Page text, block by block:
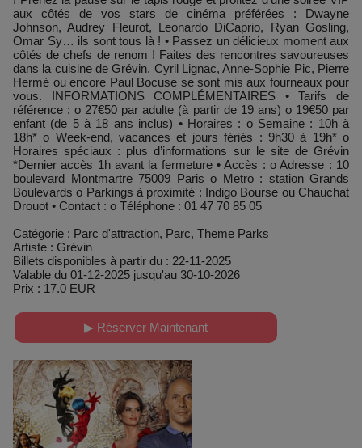
aux côtés de vos stars de cinéma préférées : Dwayne
Johnson, Audrey Fleurot, Leonardo DiCaprio, Ryan Gosling,
Omar Sy… ils sont tous là ! • Passez un délicieux moment aux
côtés de chefs de renom ! Faites des rencontres savoureuses
dans la cuisine de Grévin. Cyril Lignac, Anne-Sophie Pic, Pierre
Hermé ou encore Paul Bocuse se sont mis aux fourneaux pour
vous. INFORMATIONS COMPLÉMENTAIRES • Tarifs de
référence : o 27€50 par adulte (à partir de 19 ans) o 19€50 par
enfant (de 5 à 18 ans inclus) • Horaires : o Semaine : 10h à
18h* o Week-end, vacances et jours fériés : 9h30 à 19h* o
Horaires spéciaux : plus d’informations sur le site de Grévin
*Dernier accès 1h avant la fermeture • Accès : o Adresse : 10
boulevard Montmartre 75009 Paris o Metro : station Grands
Boulevards o Parkings à proximité : Indigo Bourse ou Chauchat
Drouot • Contact : o Téléphone : 01 47 70 85 05
Catégorie : Parc d'attraction, Parc, Theme Parks
Artiste : Grévin
Billets disponibles à partir du : 22-11-2025
Valable du 01-12-2025 jusqu'au 30-10-2026
Prix : 17.0 EUR
▶ Réserver Maintenant